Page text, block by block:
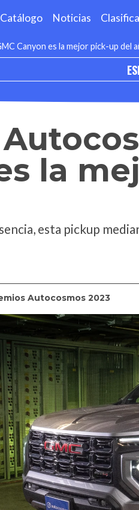
Catálogo Noticias
Canyon es la mejor pick-up del
la
esta pickup
Autocosmos 2023